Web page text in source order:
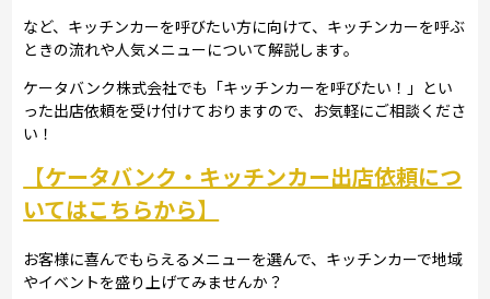
など、キッチンカーを呼びたい方に向けて、キッチンカーを呼ぶ
ときの流れや人気メニューについて解説します。
ケータバンク株式会社でも「キッチンカーを呼びたい！」とい
った出店依頼を受け付けておりますので、お気軽にご相談くださ
い！
【ケータバンク・キッチンカー出店依頼につ
いてはこちらから】
お客様に喜んでもらえるメニューを選んで、キッチンカーで地域
やイベントを盛り上げてみませんか？